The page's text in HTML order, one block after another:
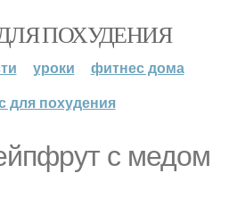
ПОХУДЕНИЯ
уроки
фитнес дома
для похудения
с медом